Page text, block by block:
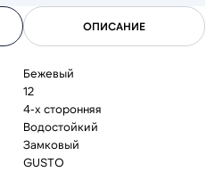
ОПИСАНИЕ
Бежевый
12
4-х сторонняя
Водостойкий
Замковый
GUSTO